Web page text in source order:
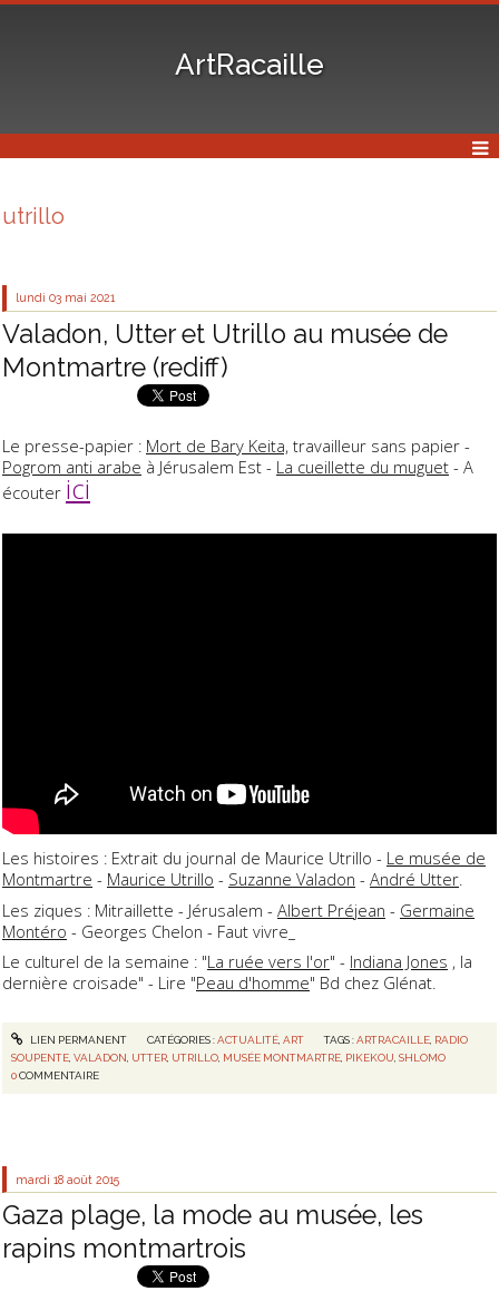
ArtRacaille
utrillo
lundi 03 mai 2021
Valadon, Utter et Utrillo au musée de
Montmartre (rediff)
Le presse-papier : Mort de Bary Keita, travailleur sans papier -
Pogrom anti arabe à Jérusalem Est - La cueillette du muguet - A
écouter ici
Les histoires : Extrait du journal de Maurice Utrillo - Le musée de
Montmartre - Maurice Utrillo - Suzanne Valadon - André Utter.
Les ziques : Mitraillette - Jérusalem - Albert Préjean - Germaine
Montéro - Georges Chelon - Faut vivre_
Le culturel de la semaine : "La ruée vers l'or" - Indiana Jones , la
dernière croisade" - Lire "Peau d'homme" Bd chez Glénat.
LIEN PERMANENT CATÉGORIES :ACTUALITÉ, ART TAGS :ARTRACAILLE RADIO
SOUPENTE ,VALADON UTTER UTRILLO MUSÉE MONTMARTRE PIKEKOU ,SHLOMO
0COMMENTAIRE
mardi 18 août 2015
Gaza plage, la mode au musée, les
rapins montmartrois